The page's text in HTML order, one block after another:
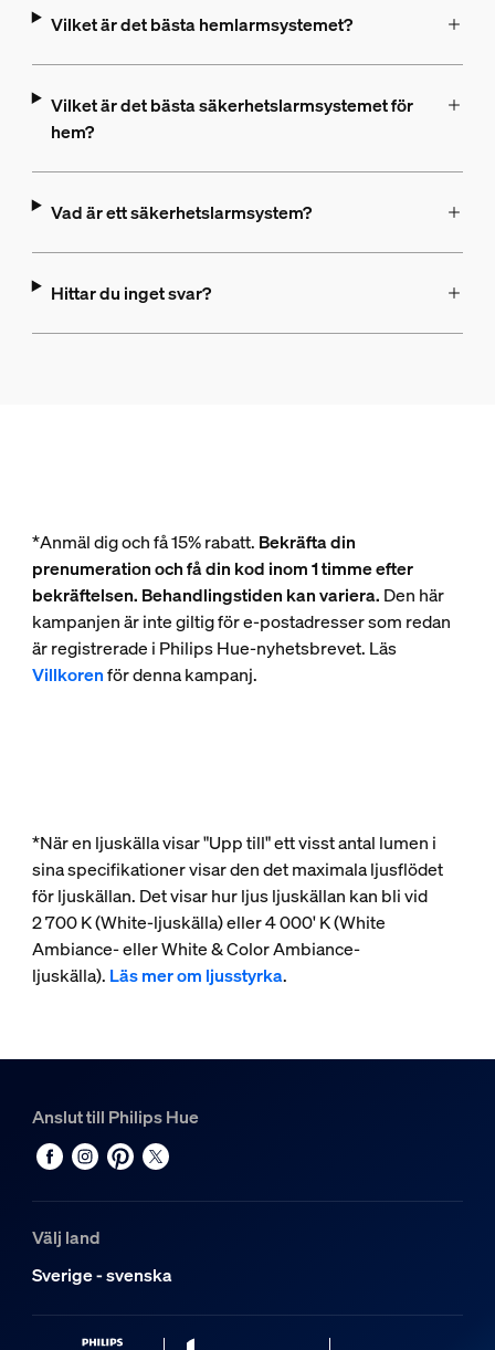
Vilket är det bästa hemlarmsystemet?
Vilket är det bästa säkerhetslarmsystemet för
hem?
Vad är ett säkerhetslarmsystem?
Hittar du inget svar?
*Anmäl dig och få 15% rabatt. Bekräfta din
prenumeration och få din kod inom 1 timme efter
bekräftelsen. Behandlingstiden kan variera. Den här
kampanjen är inte giltig för e-postadresser som redan
är registrerade i Philips Hue-nyhetsbrevet. Läs
Villkorenför denna kampanj.
*När en ljuskälla visar "Upp till" ett visst antal lumen i
sina specifikationer visar den det maximala ljusflödet
för ljuskällan. Det visar hur ljus ljuskällan kan bli vid
2 700 K (White-ljuskälla) eller 4 000' K (White
Ambiance- eller White & Color Ambiance-
ljuskälla). Läs mer om ljusstyrka.
Anslut till Philips Hue
Välj land
Sverige - svenska